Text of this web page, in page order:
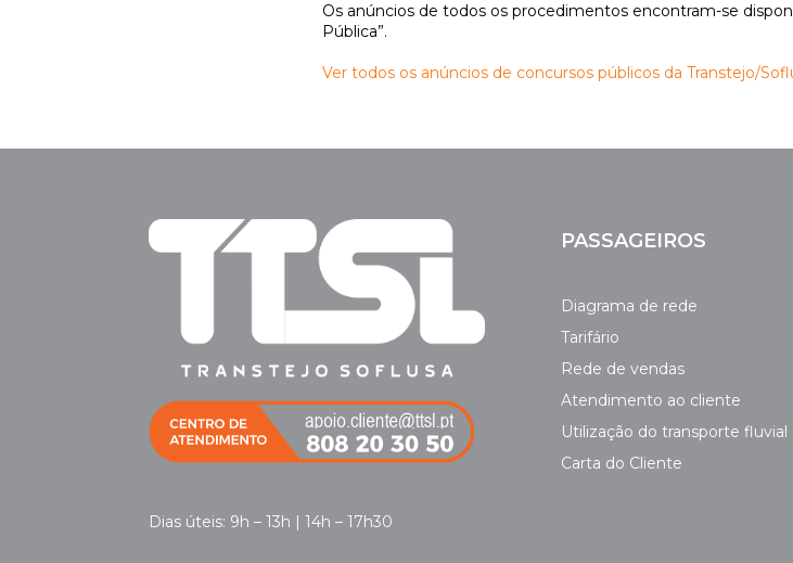
Os anúncios de todos os procedimentos encontram-se
Pública”.
Ver todos os anúncios de concursos públicos da Transtejo/
Dias úteis: 9h – 13h | 14h – 17h30
PASSAGEIROS
Diagrama de rede
Tarifário
Rede de vendas
Atendimento ao cliente
Utilização do transporte fluvial
Carta do Cliente